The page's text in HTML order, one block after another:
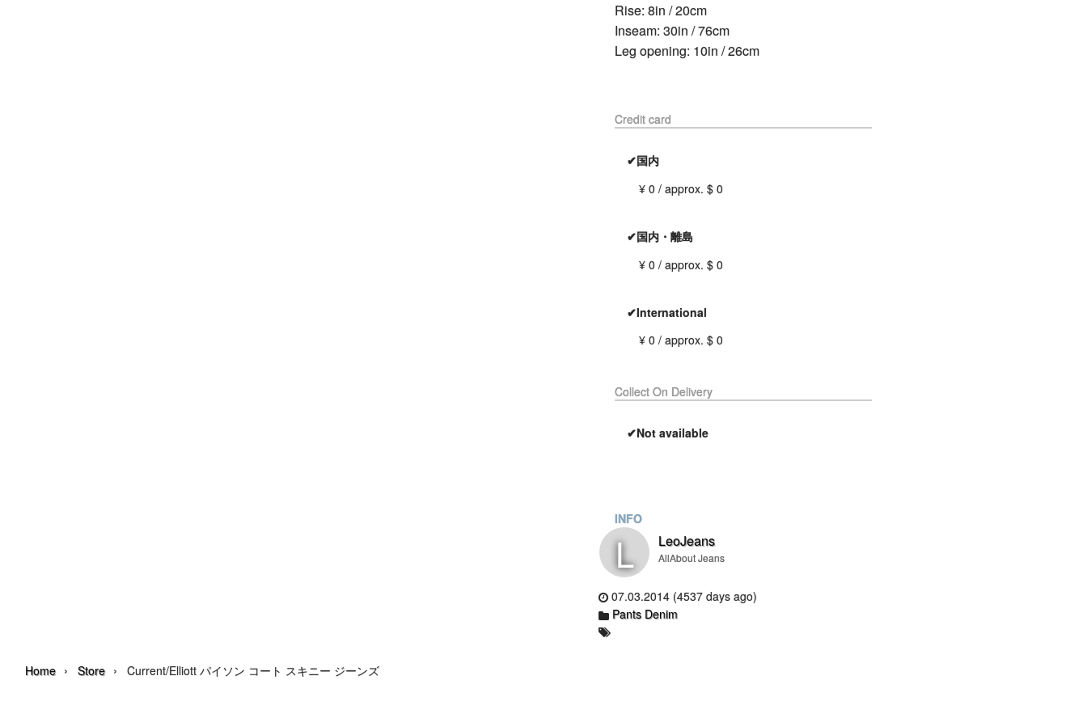
Rise: 8in / 20cm
Inseam: 30in / 76cm
Leg opening: 10in / 26cm
Credit card
✔国内
¥ 0 / approx. $ 0
✔国内・離島
¥ 0 / approx. $ 0
✔International
¥ 0 / approx. $ 0
Collect On Delivery
✔Not available
INFO
L LeoJeans
AllAbout Jeans
07.03.2014 (4537 days ago)
Pants Denim
Home › Store › Current/Elliott パイソン コート スキニー ジーンズ